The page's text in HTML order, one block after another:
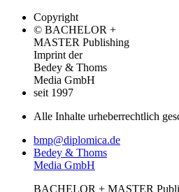
Copyright
© BACHELOR +
MASTER Publishing
Imprint der
Bedey & Thoms
Media GmbH
seit 1997
Alle Inhalte urheberrechtlich
bmp@diplomica.de
Bedey & Thoms
Media GmbH
BACHELOR + MASTER